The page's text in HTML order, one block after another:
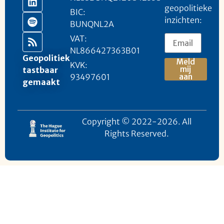
Geopolitiek
tastbaar
gemaakt
BIC:
BUNQNL2A
VAT:
NL866427363B01
KVK:
93497601
geopolitieke
inzichten:
Meld
mij
aan
Copyright © 2022-2026. All
Rights Reserved.